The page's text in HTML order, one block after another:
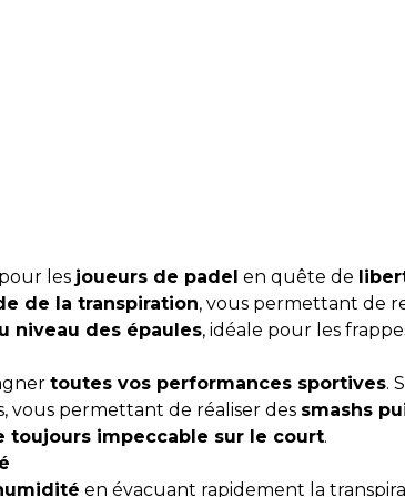
les joueurs de padel en quête de
de la transpiration, vous permettant de
niveau des épaules, idéale pour les
toutes vos performances sportives.
vous permettant de réaliser des smashs
toujours impeccable sur le court.
en évacuant rapidement la